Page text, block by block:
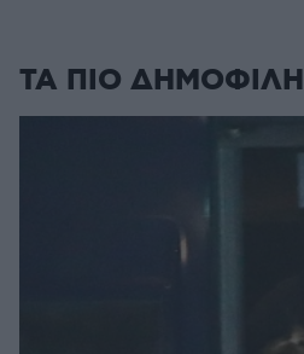
ΤΑ ΠΙΟ ΔΗΜΟΦΙΛΗ